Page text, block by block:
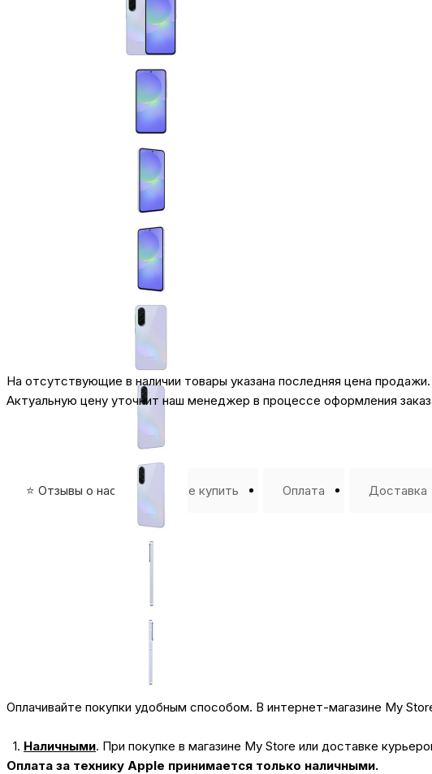
На отсутствующие в наличии товары указана последняя цена продажи.
Актуальную цену уточнит наш менеджер в процессе оформления
⭐️ Отзывы о нас ⭐️ Где купить Оплата Доставка
Оплачивайте покупки удобным способом. В интернет-магазине My
1. Наличными. При покупке в магазине My Store или доставке
Оплата за технику Apple принимается только наличными.